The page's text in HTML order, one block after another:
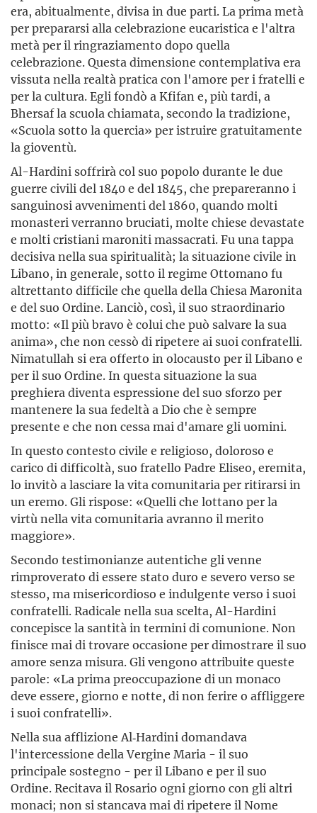
era, abitualmente, divisa in due parti. La prima metà
per prepararsi alla celebrazione eucaristica e l'altra
metà per il ringraziamento dopo quella
celebrazione. Questa dimensione contemplativa era
vissuta nella realtà pratica con l'amore per i fratelli e
per la cultura. Egli fondò a Kfifan e, più tardi, a
Bhersaf la scuola chiamata, secondo la tradizione,
«Scuola sotto la quercia» per istruire gratuitamente
la gioventù.
Al-Hardini soffrirà col suo popolo durante le due
guerre civili del 1840 e del 1845, che prepareranno i
sanguinosi avvenimenti del 1860, quando molti
monasteri verranno bruciati, molte chiese devastate
e molti cristiani maroniti massacrati. Fu una tappa
decisiva nella sua spiritualità; la situazione civile in
Libano, in generale, sotto il regime Ottomano fu
altrettanto difficile che quella della Chiesa Maronita
e del suo Ordine. Lanciò, così, il suo straordinario
motto: «Il più bravo è colui che può salvare la sua
anima», che non cessò di ripetere ai suoi confratelli.
Nimatullah si era offerto in olocausto per il Libano e
per il suo Ordine. In questa situazione la sua
preghiera diventa espressione del suo sforzo per
mantenere la sua fedeltà a Dio che è sempre
presente e che non cessa mai d'amare gli uomini.
In questo contesto civile e religioso, doloroso e
carico di difficoltà, suo fratello Padre Eliseo, eremita,
lo invitò a lasciare la vita comunitaria per ritirarsi in
un eremo. Gli rispose: «Quelli che lottano per la
virtù nella vita comunitaria avranno il merito
maggiore».
Secondo testimonianze autentiche gli venne
rimproverato di essere stato duro e severo verso se
stesso, ma misericordioso e indulgente verso i suoi
confratelli. Radicale nella sua scelta, Al-Hardini
concepisce la santità in termini di comunione. Non
finisce mai di trovare occasione per dimostrare il suo
amore senza misura. Gli vengono attribuite queste
parole: «La prima preoccupazione di un monaco
deve essere, giorno e notte, di non ferire o affliggere
i suoi confratelli».
Nella sua afflizione Al‑Hardini domandava
l'intercessione della Vergine Maria - il suo
principale sostegno - per il Libano e per il suo
Ordine. Recitava il Rosario ogni giorno con gli altri
monaci; non si stancava mai di ripetere il Nome